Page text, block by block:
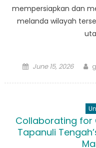
mempersiapkan dan
melanda wilayah
Posted
June 15, 2026
Collaborating for
Tapanuli